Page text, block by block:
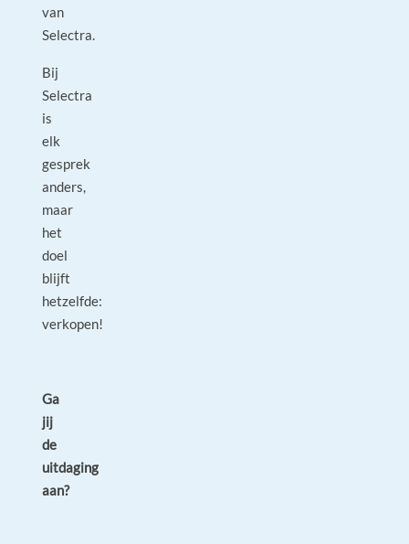
van
Selectra.
Bij
Selectra
is
elk
gesprek
anders,
maar
het
doel
blijft
hetzelfde:
verkopen!
Ga
jij
de
uitdaging
aan?